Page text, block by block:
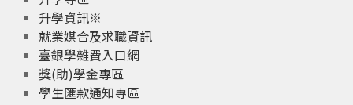
升學資訊※
就業媒合及求職資訊
臺銀學雜費入口網
獎(助)學金專區
學生匯款通知專區